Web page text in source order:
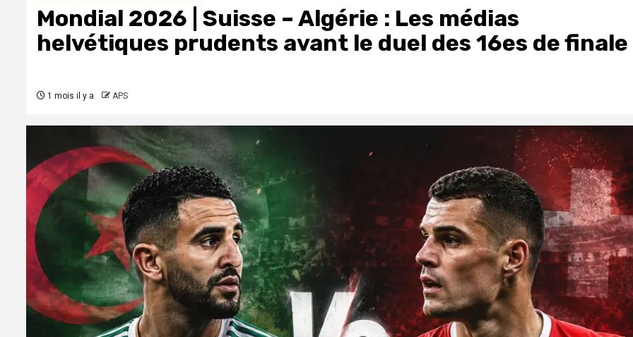
Mondial 2026 | Suisse – Algérie : Les médias
helvétiques prudents avant le duel des 16es de finale
1 mois il y a APS